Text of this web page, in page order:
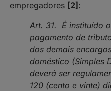
empregadores [2] :
Art. 31. É instituído
pagamento de
dos demais
doméstico (Simples
deverá ser
120 (cento e vinte)